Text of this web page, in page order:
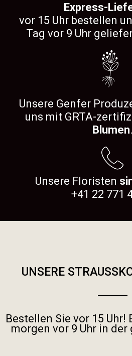
Express-
vor 15 Uhr bestellen
Tag vor 9 Uhr
Unsere Genfer
uns mit GRTA-
Blumen.
Unsere Floristen
+41 22 771
UNSERE
Bestellen Sie vor 15 Uhr!
morgen vor 9 Uhr in der